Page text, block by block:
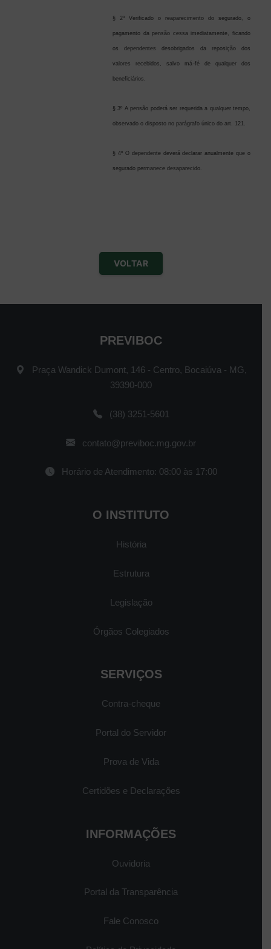
§ 2º Verificado o reaparecimento do segurado, o
pagamento da pensão cessa imediatamente, ficando
os dependentes desobrigados da reposição dos
valores recebidos, salvo má-fé de qualquer dos
beneficiários.
§ 3º A pensão poderá ser requerida a qualquer tempo,
observado o disposto no parágrafo único do art. 121.
§ 4º O dependente deverá declarar anualmente que o
segurado permanece desaparecido.
VOLTAR
PREVIBOC
Praça Wandick Dumont, 146 - Centro, Bocaiúva - MG,
39390-000
(38) 3251-5601
contato@previboc.mg.gov.br
Horário de Atendimento: 08:00 às 17:00
O INSTITUTO
História
Estrutura
Legislação
Órgãos Colegiados
SERVIÇOS
Contra-cheque
Portal do Servidor
Prova de Vida
Certidões e Declarações
INFORMAÇÕES
Ouvidoria
Portal da Transparência
Fale Conosco